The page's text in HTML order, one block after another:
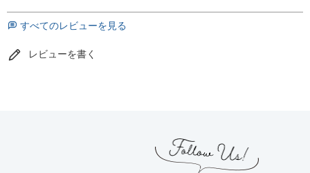
すべてのレビューを見る
レビューを書く